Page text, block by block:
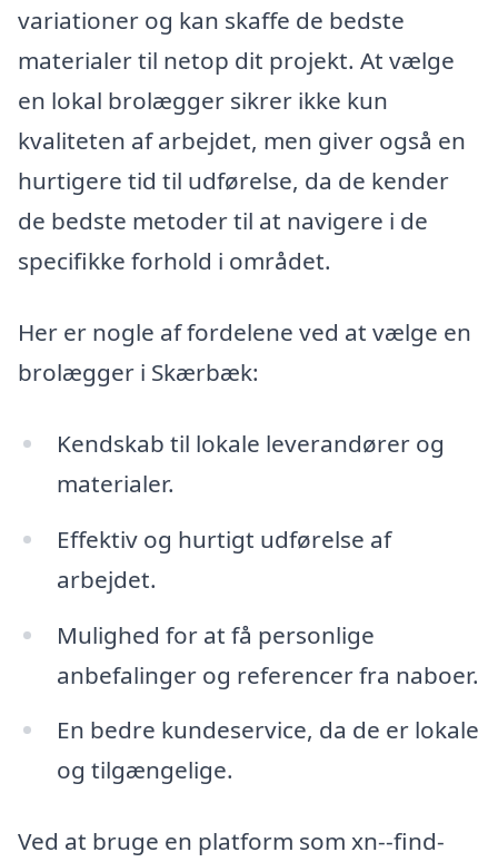
variationer og kan skaffe de bedste
materialer til netop dit projekt. At vælge
en lokal brolægger sikrer ikke kun
kvaliteten af arbejdet, men giver også en
hurtigere tid til udførelse, da de kender
de bedste metoder til at navigere i de
specifikke forhold i området.
Her er nogle af fordelene ved at vælge en
brolægger i Skærbæk:
Kendskab til lokale leverandører og
materialer.
Effektiv og hurtigt udførelse af
arbejdet.
Mulighed for at få personlige
anbefalinger og referencer fra naboer.
En bedre kundeservice, da de er lokale
og tilgængelige.
Ved at bruge en platform som xn--find-